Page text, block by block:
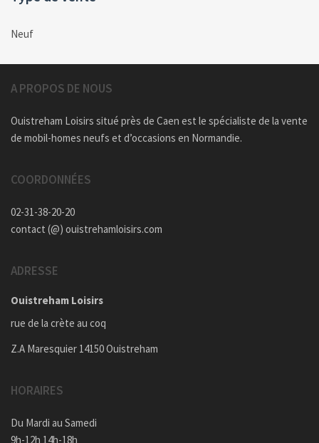
Neuf
A PROPOS DE NOUS
Ouistreham Loisirs situé près de Caen est le spécialiste de la vente
de mobil-homes neufs et d’occasions en Normandie.
COORDONNÉES
02-31-38-20-20
contact (@) ouistrehamloisirs.com
ADRESSE
Ouistreham Loisirs
rue de la crète au coq
Z.A Maresquier 14150 Ouistreham
HORAIRES
Du Mardi au Samedi
9h-12h 14h-18h